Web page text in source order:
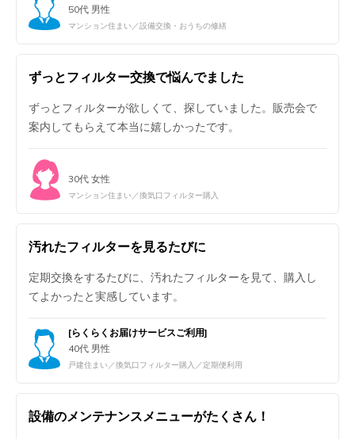
50代 男性
マンション住まい／設備交換・おうちの修繕
ずっとフィルター交換で悩んでました
ずっとフィルターが欲しくて、探していました。販売会で
案内してもらえて本当に嬉しかったです。
30代 女性
マンション住まい／換気口フィルター購入
汚れたフィルターを見るたびに
定期交換をするたびに、汚れたフィルターを見て、購入し
てよかったと実感しています。
[らくらくお届けサービスご利用]
40代 男性
戸建住まい／換気口フィルター購入／定期便利用
設備のメンテナンスメニューがたくさん！